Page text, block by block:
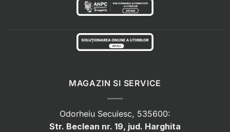
MAGAZIN SI SERVICE
Odorheiu Secuiesc, 535600:
Str. Beclean nr. 19, jud. Harghita